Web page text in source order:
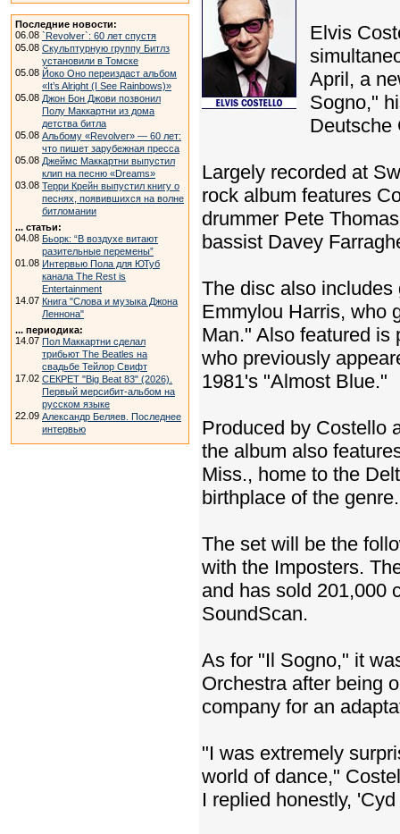
Последние новости:
06.08 `Revolver`: 60 лет спустя
05.08 Скульптурную группу Битлз
установили в Томске
05.08 Йоко Оно переиздаст альбом
«It’s Alright (I See Rainbows)»
05.08 Джон Бон Джови позвонил
Полу Маккартни из дома
детства битла
05.08 Альбому «Revolver» — 60 лет:
что пишет зарубежная пресса
05.08 Джеймс Маккартни выпустил
клип на песню «Dreams»
03.08 Терри Крейн выпустил книгу о
песнях, появившихся на волне
битломании
... статьи:
04.08 Бьорк: “В воздухе витают
разительные перемены”
01.08 Интервью Пола для ЮТуб
канала The Rest is
Entertainment
14.07 Книга "Слова и музыка Джона
Леннона"
... периодика:
14.07 Пол Маккартни сделал
трибьют The Beatles на
свадьбе Тейлор Свифт
17.02 СЕКРЕТ "Big Beat 83" (2026).
Первый мерсибит-альбом на
русском языке
22.09 Александр Беляев. Последнее
интервью
Elvis
April, a
Sogno,"
Deutsche
Largely recorded at
rock album features
drummer Pete
bassist Davey
The disc also
Emmylou Harris, who
Man." Also featured is
who previously
1981's "Almost Blue."
Produced by Costello
the album also
Miss., home to the
birthplace of the genre.
The set will be the
with the Imposters.
and has sold 201,000
SoundScan.
As for "Il Sogno," it
Orchestra after being
company for an
"I was extremely
world of dance,"
I replied honestly,